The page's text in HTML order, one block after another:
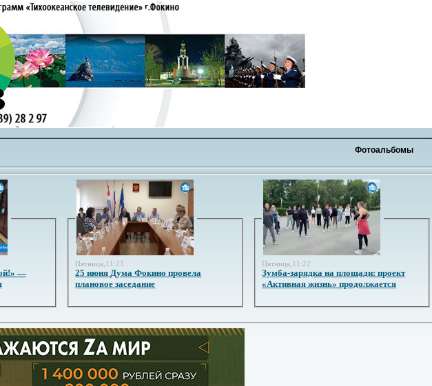
Фотоальбомы
—
Пятница,11:23
25 июня Дума Фокино провела
плановое заседание
Пятница,11:22
Зумба-зарядка на площади: проект
«Активная жизнь» продолжается